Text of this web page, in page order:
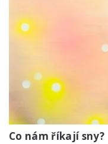
Co nám říkají sny?